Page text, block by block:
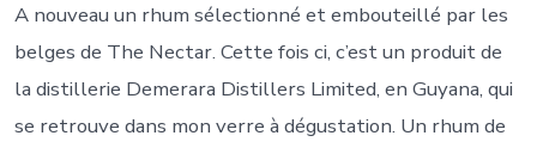
A nouveau un rhum sélectionné et embouteillé par les
belges de The Nectar. Cette fois ci, c’est un produit de
la distillerie Demerara Distillers Limited, en Guyana, qui
se retrouve dans mon verre à dégustation. Un rhum de